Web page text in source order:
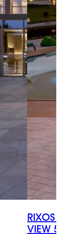
RIXOS
VIEW 5*